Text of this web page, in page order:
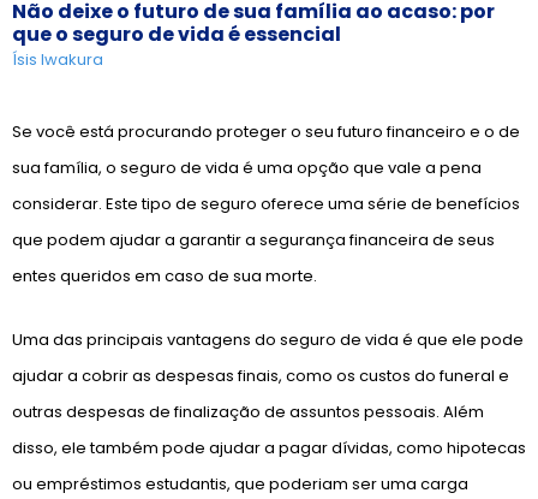
Não deixe o futuro de sua família ao acaso: por
que o seguro de vida é essencial
Ísis Iwakura
Se você está procurando proteger o seu futuro financeiro e o de
sua família, o seguro de vida é uma opção que vale a pena
considerar. Este tipo de seguro oferece uma série de benefícios
que podem ajudar a garantir a segurança financeira de seus
entes queridos em caso de sua morte.
Uma das principais vantagens do seguro de vida é que ele pode
ajudar a cobrir as despesas finais, como os custos do funeral e
outras despesas de finalização de assuntos pessoais. Além
disso, ele também pode ajudar a pagar dívidas, como hipotecas
ou empréstimos estudantis, que poderiam ser uma carga